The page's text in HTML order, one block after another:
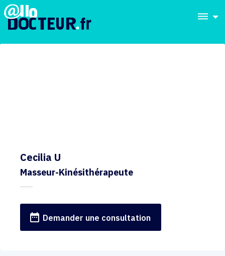
dehaze
Cecilia U
Masseur-Kinésithérapeute
date_range Demander une consultation